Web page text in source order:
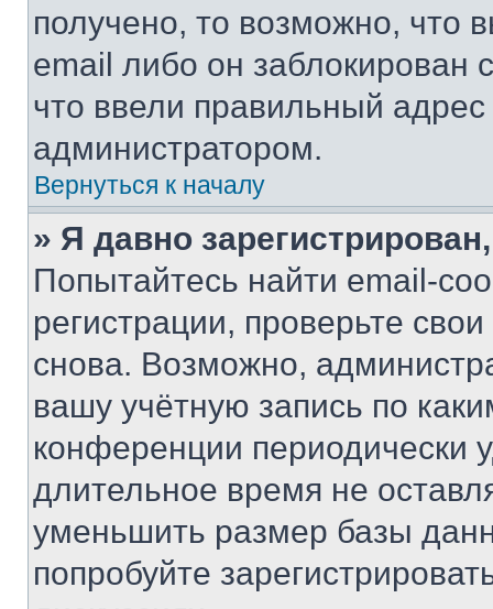
получено, то возможно, что
email либо он
что ввели правильный адрес
администратором.
Вернуться к началу
» Я давно
Попытайтесь найти email-
регистрации, проверьте
снова. Возможно,
вашу учётную запись по
конференции периодически
длительное время не
уменьшить размер базы
попробуйте